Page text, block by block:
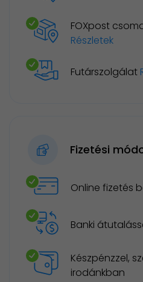
FOXpost
Részletek
Futárszolgálat
Fizetési
Online fizetés
Banki
Készpénzzel,
irodánkban